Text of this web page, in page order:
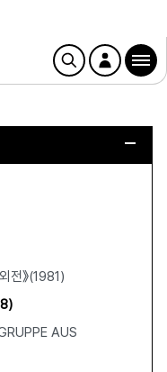
전》(1981)
AUS